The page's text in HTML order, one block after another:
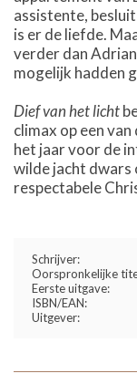
assistente, besluit
is er de liefde.
verder dan
mogelijk hadden
Dief van het licht
climax op een
het jaar voor de
wilde jacht dwars
respectabele
Schrijver:
Oorspronkelijke
Eerste uitgave:
ISBN/EAN:
Uitgever: